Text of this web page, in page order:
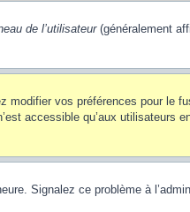
de l’utilisateur(généralement
vos préférences pour le
accessible qu’aux utilisateurs
Signalez ce problème à